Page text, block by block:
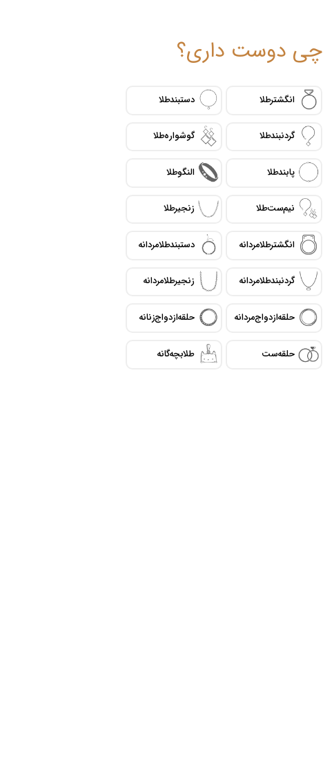
چی دوست داری؟
انگشتر طلا دستبند طلا
گردنبند طلا گوشواره طلا
پابند طلا النگو طلا
نیم ست طلا زنجیر طلا
انگشتر طلا مردانه دستبند طلا مردانه
گردنبند طلا مردانه زنجیر طلا مردانه
حلقه ازدواج مردانه حلقه ازدواج زنانه
حلقه ست طلا بچه گانه